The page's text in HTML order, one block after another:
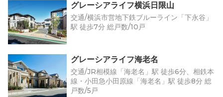
グレーシアライフ横浜日限山
交通/横浜市営地下鉄ブルーライン「下永谷」
駅 徒歩7分 総戸数/10戸
グレーシアライフ海老名
交通/JR相模線「海老名」駅 徒歩6分、相鉄本
線・小田急小田原線「海老名」駅 徒歩8分 総
戸数/5戸